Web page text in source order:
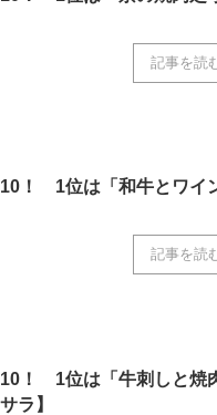
記事を読
！ 1位は「和牛とワイ
記事を読
！ 1位は「牛刺しと焼
ラ】